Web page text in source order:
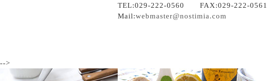
TEL:029-222-0560 FAX:029-222-0561
Mail:webmaster@nostimia.com
-->